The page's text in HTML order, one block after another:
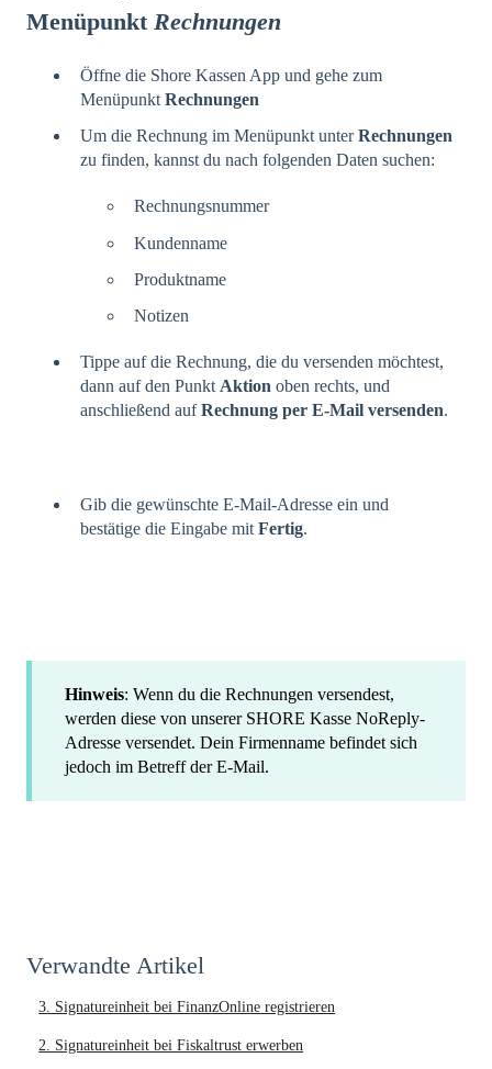
Menüpunkt Rechnungen
Öffne die Shore Kassen App und gehe zum
Menüpunkt Rechnungen
Um die Rechnung im Menüpunkt unterRechnungen
zu finden, kannst du nach folgenden Daten suchen:
Rechnungsnummer
Kundenname
Produktname
Notizen
Tippe auf die Rechnung, die du versenden möchtest,
dann auf den Punkt Aktion oben rechts, und
anschließend aufRechnung per E-Mail versenden.
Gib die gewünschte E-Mail-Adresse ein und
bestätige die Eingabe mit Fertig.
Hinweis: Wenn du die Rechnungen versendest,
werden diese von unserer SHORE Kasse NoReply-
Adresse versendet. Dein Firmenname befindet sich
jedoch im Betreff der E-Mail.
Verwandte Artikel
3. Signatureinheit bei FinanzOnline registrieren
2. Signatureinheit bei Fiskaltrust erwerben